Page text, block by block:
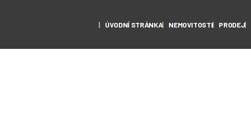
ÚVODNÍ STRÁNKA NEMOVITOSTI PRODEJ